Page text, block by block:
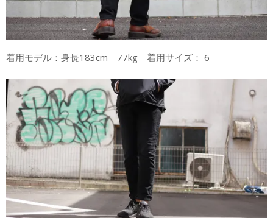
着用モデル：身長183cm 77kg 着用サイズ： 6